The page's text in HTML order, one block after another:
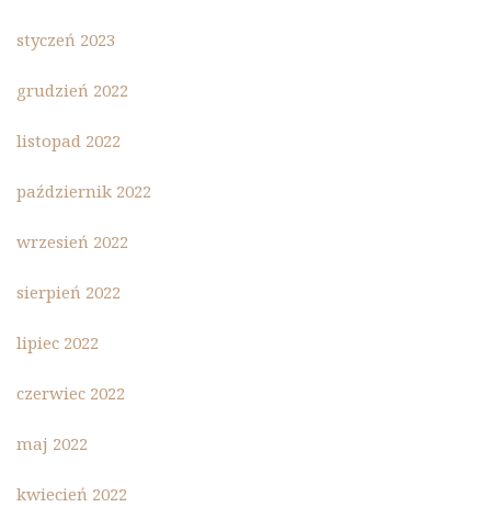
styczeń 2023
grudzień 2022
listopad 2022
październik 2022
wrzesień 2022
sierpień 2022
lipiec 2022
czerwiec 2022
maj 2022
kwiecień 2022